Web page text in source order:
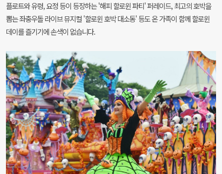
플로트와 유령, 요정 등이 등장하는 '해피 할로윈 파티' 퍼레이드, 최고의 호박을
뽑는 좌충우돌 라이브 뮤지컬 '할로윈 호박 대소동' 등도 온 가족이 함께 할로윈
데이를 즐기기에 손색이 없습니다.